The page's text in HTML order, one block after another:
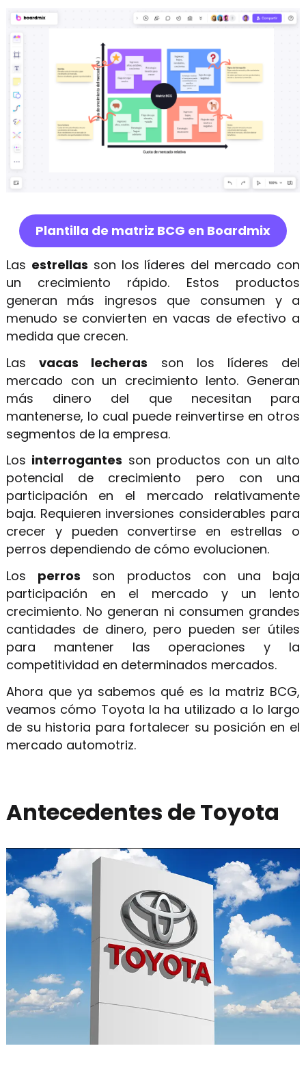
Plantilla de matriz BCG en Boardmix
Las estrellas son los líderes del mercado con
un crecimiento rápido. Estos productos
generan más ingresos que consumen y a
menudo se convierten en vacas de efectivo a
medida que crecen.
Lasvacas lecheras son los líderes del
mercado con un crecimiento lento. Generan
más dinero del que necesitan para
mantenerse, lo cual puede reinvertirse en otros
segmentos de la empresa.
Los interrogantes son productos con un alto
potencial de crecimiento pero con una
participación en el mercado relativamente
baja. Requieren inversiones considerables para
crecer y pueden convertirse en estrellas o
perros dependiendo de cómo evolucionen.
Los perros son productos con una baja
participación en el mercado y un lento
crecimiento. No generan ni consumen grandes
cantidades de dinero, pero pueden ser útiles
para mantener las operaciones y la
competitividad en determinados mercados.
Ahora que ya sabemos qué es la matriz BCG,
veamos cómo Toyota la ha utilizado a lo largo
de su historia para fortalecer su posición en el
mercado automotriz.
Antecedentes de Toyota